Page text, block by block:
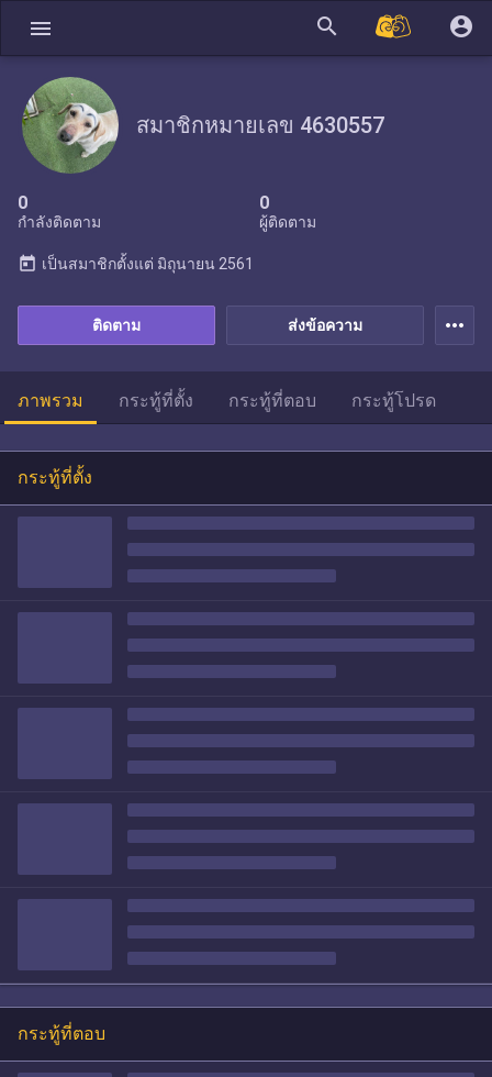
menu search account_circle
สมาชิกหมายเลข 4630557
0
กำลังติดตาม
0
ผู้ติดตาม
ส่งข้อความ
ติดตาม
today เป็นสมาชิกตั้งแต่ มิถุนายน 2561
more_horiz
ภาพรวม กระทู้ที่ตั้ง กระทู้ที่ตอบ กระทู้โปรด
กระทู้ที่ตั้ง
กระทู้ที่ตอบ